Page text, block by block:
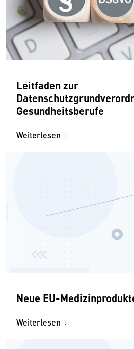
Leitfaden zur
Gesundheitsberufe
Weiterlesen
Neue EU-
Weiterlesen